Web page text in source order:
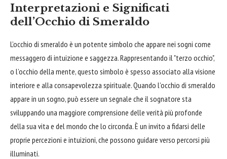
Interpretazioni e Significati
dell’Occhio di Smeraldo
L’occhio di smeraldo è un potente simbolo che appare nei sogni come
messaggero di intuizione e saggezza. Rappresentando il "terzo occhio",
o l’occhio della mente, questo simbolo è spesso associato alla visione
interiore e alla consapevolezza spirituale. Quando l’occhio di smeraldo
appare in un sogno, può essere un segnale che il sognatore sta
sviluppando una maggiore comprensione delle verità più profonde
della sua vita e del mondo che lo circonda. È un invito a fidarsi delle
proprie percezioni e intuizioni, che possono guidare verso percorsi più
illuminati.